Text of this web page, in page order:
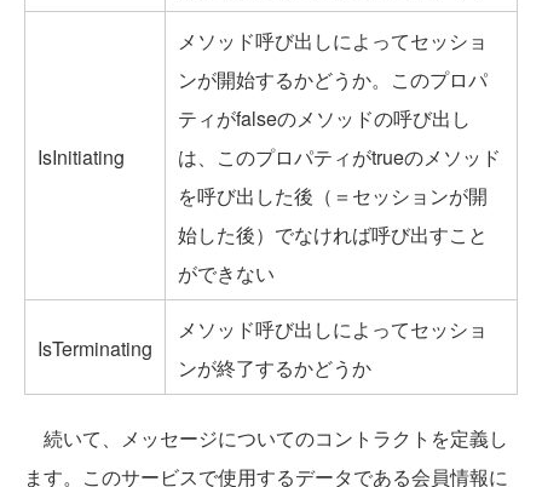
IsInitiating
メソッド呼び出しによってセッショ
ンが開始するかどうか。このプロパ
ティがfalseのメソッドの呼び出し
は、このプロパティがtrueのメソッド
を呼び出した後（＝セッションが開
始した後）でなければ呼び出すこと
ができない
IsTerminating
メソッド呼び出しによってセッショ
ンが終了するかどうか
続いて、メッセージについてのコントラクトを定義し
ます。このサービスで使用するデータである会員情報に